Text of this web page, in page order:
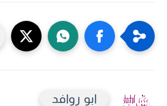
ابو روافد